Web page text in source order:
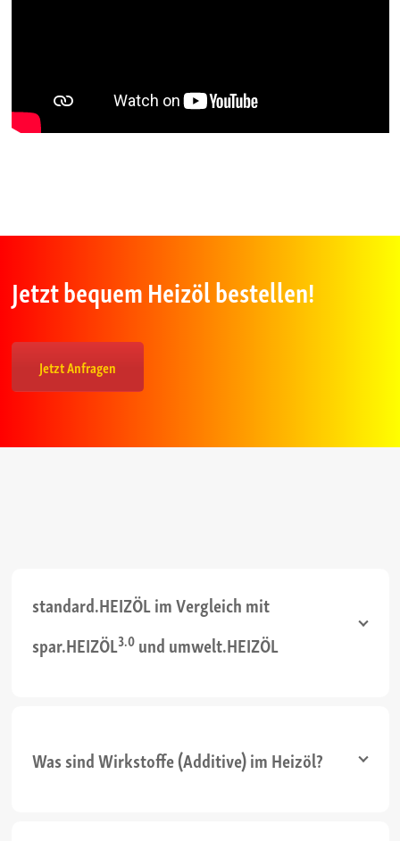
Jetzt bequem Heizöl bestellen!
Jetzt Anfragen
standard.HEIZÖL im Vergleich mit
spar.HEIZÖL3.0und umwelt.HEIZÖL
Was sind Wirkstoffe (Additive) im Heizöl?